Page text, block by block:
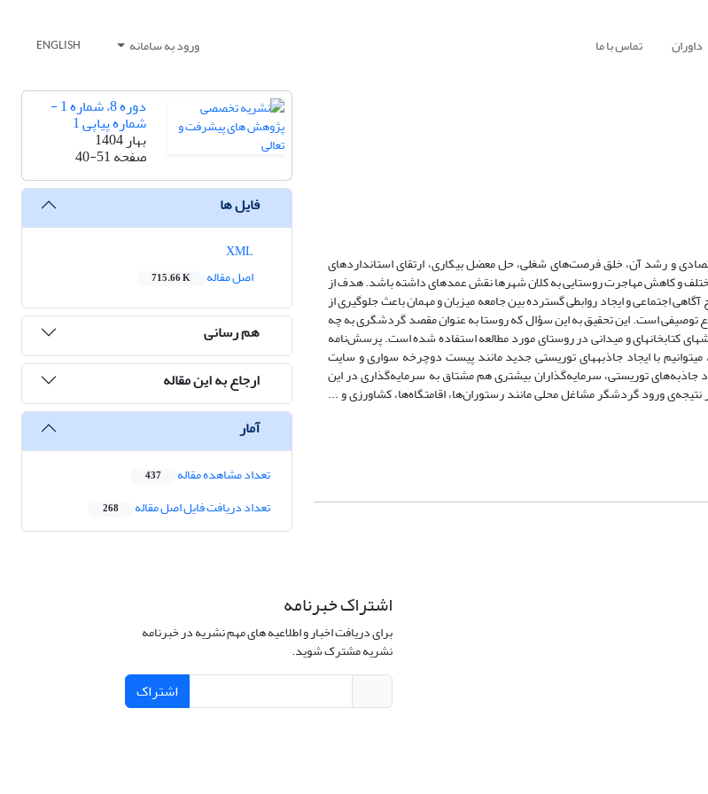
داوران تماس با ما ورود به سامانه ENGLISH
و رشد آن، خلق فرصت‌های شغلی، حل معضل بیکاری، ارتقای استانداردهای
و کاهش مهاجرت روستایی به کلان شهرها نقش عمدهای داشته باشد. هدف از
اجتماعی و ایجاد روابطی گسترده بین جامعه میزبان و مهمان باعث جلوگیری از
توصیفی است. این تحقیق به این سؤال که روستا به عنوان مقصد گردشگری به چه
کتابخانهای و میدانی در روستای مورد مطالعه استفاده شده است. پرسش‌نامه
با ایجاد جاذبههای توریستی جدید مانند پیست دوچرخه سواری و سایت
جاذبه‌های توریستی، سرمایه‌گذاران بیشتری هم مشتاق به سرمایه‌گذاری در این
ورود گردشگر مشاغل محلی مانند رستوران‌ها، اقامتگاه‌ها، کشاورزی و ...
دوره 8، شماره 1 -
شماره پیاپی 1
بهار 1404
صفحه40-51
فایل ها
اصل مقاله
715.66 K
هم رسانی
ارجاع به این مقاله
آمار
تعداد مشاهده مقاله 437
تعداد دریافت فایل اصل مقاله 268
اشتراک خبرنامه
برای دریافت اخبار و اطلاعیه های مهم نشریه در خبرنامه
نشریه مشترک شوید.
اشتراک